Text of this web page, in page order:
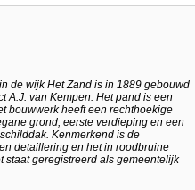
de wijk Het Zand is in 1889 gebouwd
A.J. van Kempen. Het pand is een
bouwwerk heeft een rechthoekige
grond, eerste verdieping en een
Kenmerkend is de
detaillering en het in roodbruine
staat geregistreerd als gemeentelijk